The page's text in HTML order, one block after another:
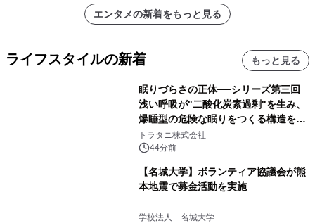
エンタメの新着をもっと見る
ライフスタイルの新着 もっと見る
眠りづらさの正体──シリーズ第三回
浅い呼吸が"二酸化炭素過剰"を生み、
爆睡型の危険な眠りをつくる構造を解
説
トラタニ株式会社
44分前
【名城大学】ボランティア協議会が熊
本地震で募金活動を実施
学校法人 名城大学